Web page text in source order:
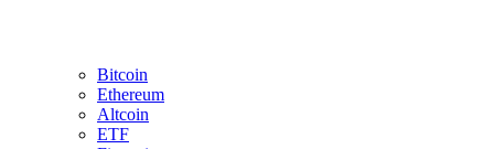
Bitcoin
Ethereum
Altcoin
ETF